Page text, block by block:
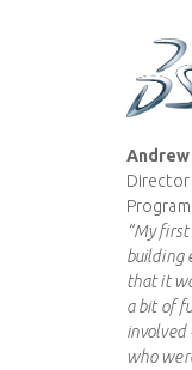
Director
Program
“My
building
that it
a bit of
involved
who